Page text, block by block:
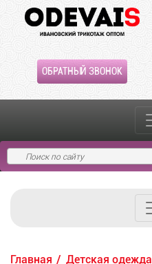
ОБРАТНЫЙ ЗВОНОК
Главная Детская одежда